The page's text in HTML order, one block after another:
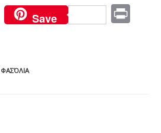
T
u
bl
Save
ΦΑΣΌΛΙΑ